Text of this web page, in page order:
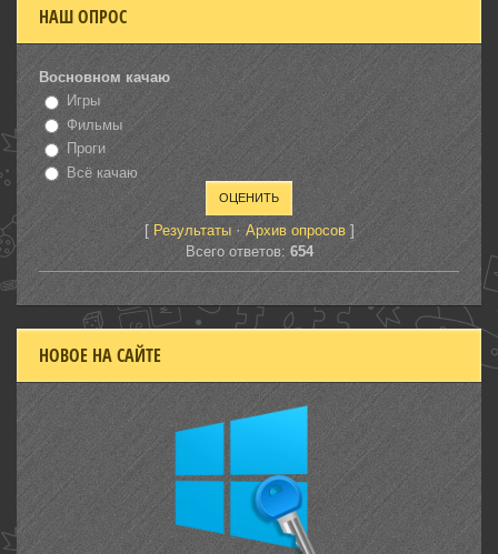
НАШ ОПРОС
Восновном качаю
Игры
Фильмы
Проги
Всё качаю
[ Результаты· Архив опросов]
Всего ответов: 654
НОВОЕ НА САЙТЕ